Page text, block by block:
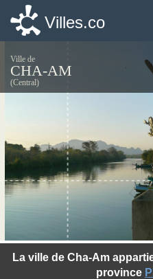
Villes.co
Ville de
CHA-AM
(Central)
La ville de Cha-Am
province
Villes.co